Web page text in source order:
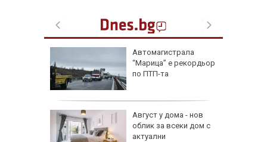
Автомагистрала
“Марица” е рекордьор
по ПТП-та
Август у дома - нов
облик за всеки дом с
актуални